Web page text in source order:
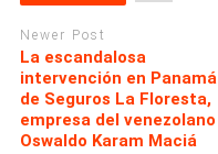
Newer Post
La escandalosa
intervención en Panamá
de Seguros La Floresta,
empresa del venezolano
Oswaldo Karam Maciá